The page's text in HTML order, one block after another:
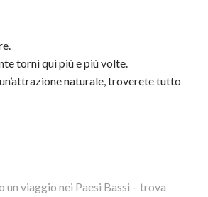
torni qui più e più volte.
naturale, troverete tutto
viaggio nei Paesi Bassi – trova